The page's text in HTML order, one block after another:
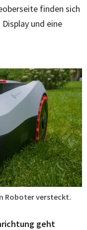
finden sich
und eine
Roboter versteckt.
geht